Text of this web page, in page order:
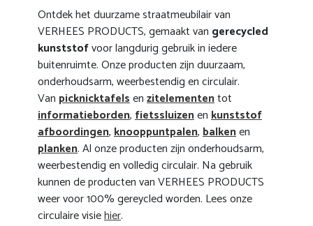
Ontdek het duurzame straatmeubilair van
VERHEES PRODUCTS, gemaakt van gerecycled
kunststofvoor langdurig gebruik in iedere
buitenruimte. Onze producten zijn duurzaam,
onderhoudsarm, weerbestendig en circulair.
Van picknicktafelsenzitelemententot
informatieborden,fietssluizenenkunststof
afboordingen,knooppuntpalen,balkenen
planken. Al onze producten zijn onderhoudsarm,
weerbestendig en volledig circulair. Na gebruik
kunnen de producten van VERHEES PRODUCTS
weer voor 100% gereycled worden. Lees onze
circulaire visiehier.